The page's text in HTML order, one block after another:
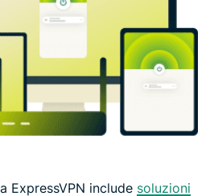
ExpressVPN include soluzioni